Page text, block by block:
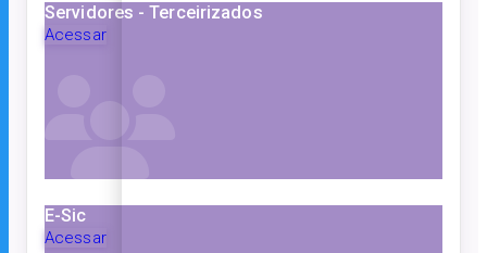
Servidores - Terceirizados
Acessar
E-Sic
Acessar